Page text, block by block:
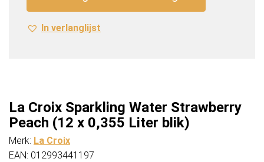
(12
x
In verlanglijst
La Croix Sparkling Water Strawberry
Peach (12 x 0,355 Liter blik)
Merk: La Croix
EAN: 012993441197